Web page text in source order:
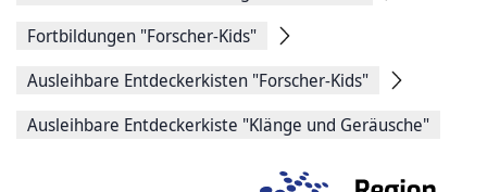
Fortbildungen "Forscher-Kids"
Ausleihbare Entdeckerkisten "Forscher-Kids"
Ausleihbare Entdeckerkiste "Klänge und Geräusche"